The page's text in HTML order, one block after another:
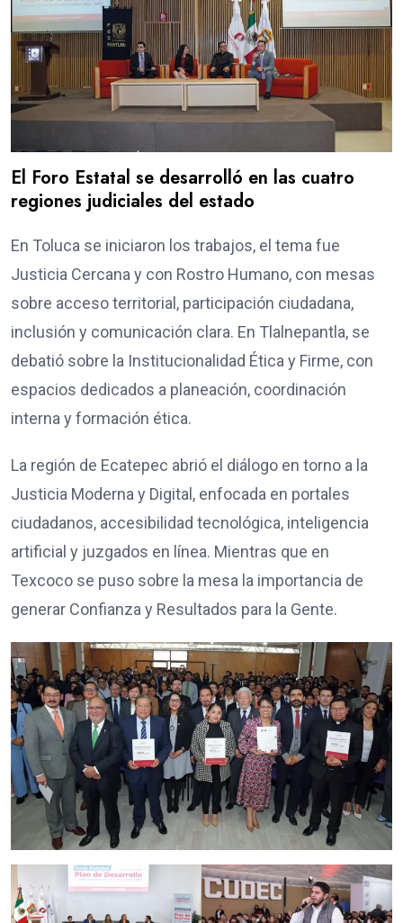
El Foro Estatal se desarrolló en las cuatro
regiones judiciales del estado
En Toluca se iniciaron los trabajos, el tema fue
Justicia Cercana y con Rostro Humano, con mesas
sobre acceso territorial, participación ciudadana,
inclusión y comunicación clara. En Tlalnepantla, se
debatió sobre la Institucionalidad Ética y Firme, con
espacios dedicados a planeación, coordinación
interna y formación ética.
La región de Ecatepec abrió el diálogo en torno a la
Justicia Moderna y Digital, enfocada en portales
ciudadanos, accesibilidad tecnológica, inteligencia
artificial y juzgados en línea. Mientras que en
Texcoco se puso sobre la mesa la importancia de
generar Confianza y Resultados para la Gente.